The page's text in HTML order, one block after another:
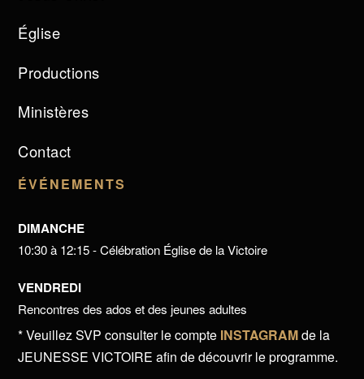
Église
Productions
Ministères
Contact
ÉVÉNEMENTS
DIMANCHE
10:30 à 12:15 - Célébration Église de la Victoire
VENDREDI
Rencontres des ados et des jeunes adultes
* Veuillez SVP consulter le compte INSTAGRAMde la
JEUNESSE VICTOIRE afin de découvrir le programme.